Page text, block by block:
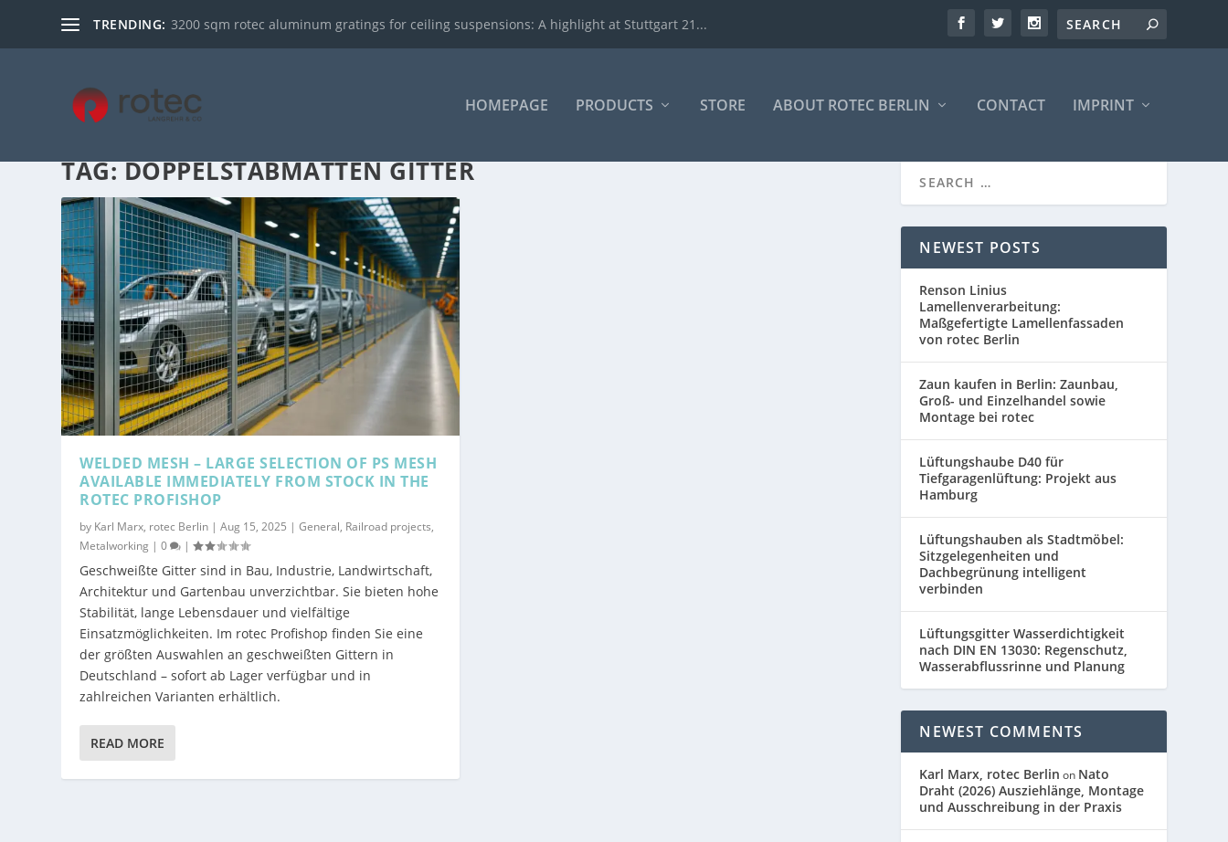
TRENDING: 3200 sqm rotec aluminum gratings for ceiling suspensions: A highlight at Stuttgart 21...
HOMEPAGE PRODUCTS STORE ABOUT ROTEC BERLIN CONTACT IMPRINT
TAG:DOPPELSTABMATTEN GITTER
WELDED MESH – LARGE SELECTION OF PS MESH
AVAILABLE IMMEDIATELY FROM STOCK IN THE
ROTEC PROFISHOP
by Karl Marx, rotec Berlin |Aug 15, 2025 |General, Railroad projects,
Metalworking |0 |
Geschweißte Gitter sind in Bau, Industrie, Landwirtschaft,
Architektur und Gartenbau unverzichtbar. Sie bieten hohe
Stabilität, lange Lebensdauer und vielfältige
Einsatzmöglichkeiten. Im rotec Profishop finden Sie eine
der größten Auswahlen an geschweißten Gittern in
Deutschland – sofort ab Lager verfügbar und in
zahlreichen Varianten erhältlich.
READ MORE
NEWEST POSTS
Renson Linius
Lamellenverarbeitung:
Maßgefertigte Lamellenfassaden
von rotec Berlin
Zaun kaufen in Berlin: Zaunbau,
Groß- und Einzelhandel sowie
Montage bei rotec
Lüftungshaube D40 für
Tiefgaragenlüftung: Projekt aus
Hamburg
Lüftungshauben als Stadtmöbel:
Sitzgelegenheiten und
Dachbegrünung intelligent
verbinden
Lüftungsgitter Wasserdichtigkeit
nach DIN EN 13030: Regenschutz,
Wasserabflussrinne und Planung
NEWEST COMMENTS
Karl Marx, rotec Berlin on Nato
Draht (2026) Ausziehlänge, Montage
und Ausschreibung in der Praxis